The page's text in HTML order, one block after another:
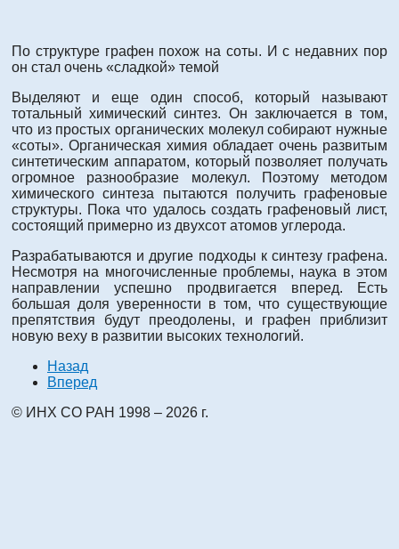
По структуре графен похож на соты. И с недавних пор
он стал очень «сладкой» темой
Выделяют и еще один способ, который называют
тотальный химический синтез. Он заключается в том,
что из простых органических молекул собирают нужные
«соты». Органическая химия обладает очень развитым
синтетическим аппаратом, который позволяет получать
огромное разнообразие молекул. Поэтому методом
химического синтеза пытаются получить графеновые
структуры. Пока что удалось создать графеновый лист,
состоящий примерно из двухсот атомов углерода.
Разрабатываются и другие подходы к синтезу графена.
Несмотря на многочисленные проблемы, наука в этом
направлении успешно продвигается вперед. Есть
большая доля уверенности в том, что существующие
препятствия будут преодолены, и графен приблизит
новую веху в развитии высоких технологий.
Назад
Вперед
© ИНХ СО РАН 1998 – 2026 г.